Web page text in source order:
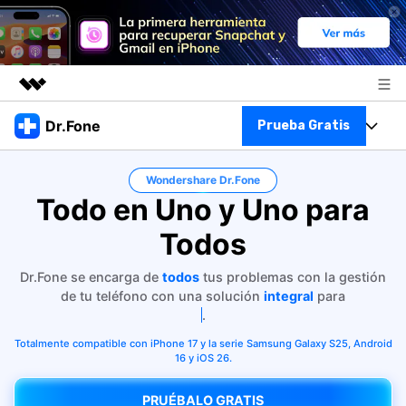
Productos destacados
Resumen
Quiénes somos
Dr.Fone Prueba Gratis
Ver Kit Completo >
Productos
Herramientas Online
Recursos
Desbloqueo FRP en Android 16
Wondershare Dr.Fone
Todo en Uno y Uno para
Todos
Dr.Fone se encarga de todos tus problemas con la gestión
de tu teléfono con una solución integral para
Transfere
Totalmente compatible con iPhone 17 y la serie Samsung Galaxy S25, Android
16 y iOS 26.
PRUÉBALO GRATIS